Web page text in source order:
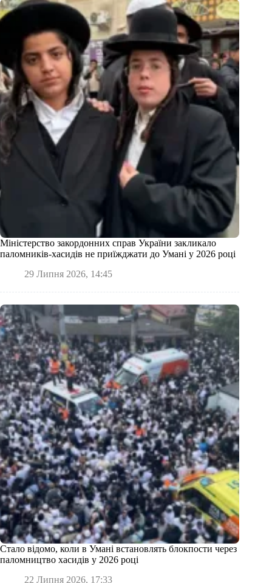
Міністерство закордонних справ України закликало
паломників-хасидів не приїжджати до Умані у 2026 році
29 Липня 2026, 14:45
Стало відомо, коли в Умані встановлять блокпости через
паломництво хасидів у 2026 році
22 Липня 2026, 17:33